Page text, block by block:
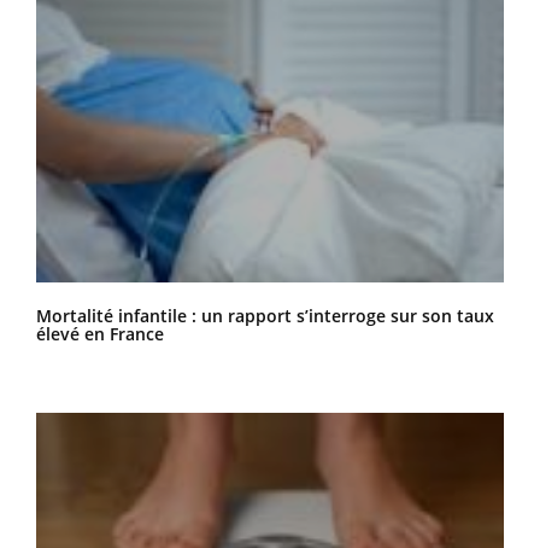
Mortalité infantile : un rapport s’interroge sur son taux
élevé en France